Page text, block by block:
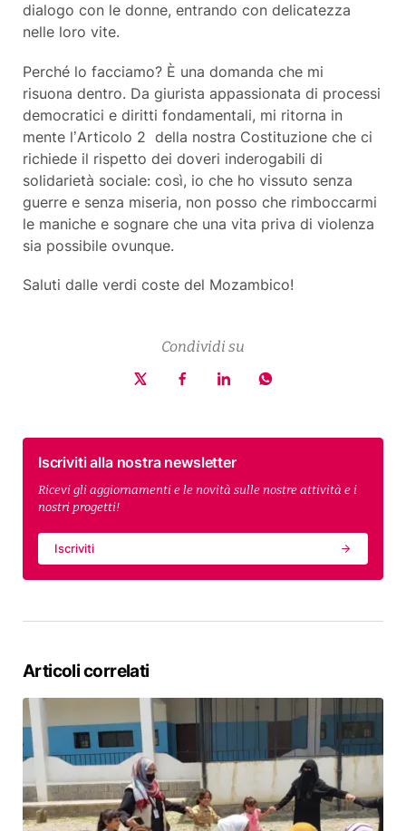
dialogo con le donne, entrando con delicatezza
nelle loro vite.
Perché lo facciamo? È una domanda che mi
risuona dentro. Da giurista appassionata di processi
democratici e diritti fondamentali, mi ritorna in
mente l’Articolo 2 della nostra Costituzione che ci
richiede il rispetto dei doveri inderogabili di
solidarietà sociale: così, io che ho vissuto senza
guerre e senza miseria, non posso che rimboccarmi
le maniche e sognare che una vita priva di violenza
sia possibile ovunque.
Saluti dalle verdi coste del Mozambico!
Iscriviti alla nostra newsletter
Ricevi gli aggiornamenti e le novità sulle nostre attività e i
nostri progetti!
Iscriviti
Condividi su
Articoli correlati